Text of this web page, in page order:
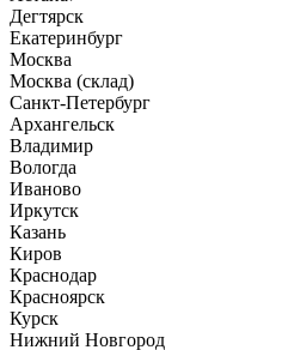
Дегтярск
Екатеринбург
Москва
Москва (склад)
Санкт-Петербург
Архангельск
Владимир
Вологда
Иваново
Иркутск
Казань
Киров
Краснодар
Красноярск
Курск
Нижний Новгород